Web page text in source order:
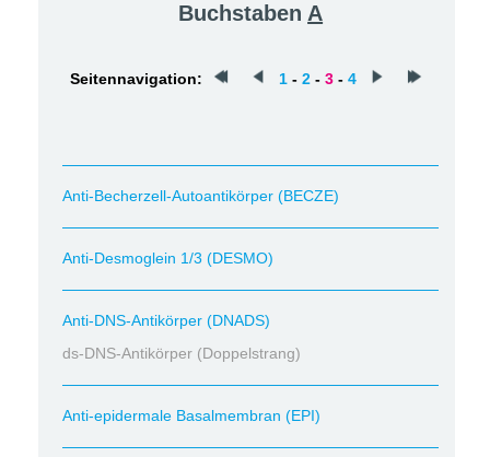
Buchstaben A
Seitennavigation: 1 - 2 - 3 - 4
Anti-Becherzell-Autoantikörper (BECZE)
Anti-Desmoglein 1/3 (DESMO)
Anti-DNS-Antikörper (DNADS)
ds-DNS-Antikörper (Doppelstrang)
Anti-epidermale Basalmembran (EPI)